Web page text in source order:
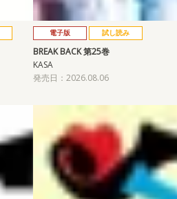
電子版 試し読み
BREAK BACK 第25巻
KASA
発売日：2026.08.06